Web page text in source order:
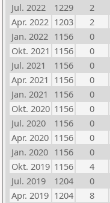
Jul. 2022
1229 2
Apr. 2022 1203 2
Jan. 2022 1156 0
Okt. 2021 1156 0
Jul. 2021
1156 0
Apr. 2021 1156 0
Jan. 2021
1156 0
Okt. 2020 1156 0
Jul. 2020
1156 0
Apr. 2020 1156 0
Jan. 2020 1156 0
Okt. 2019 1156 4
Jul. 2019
1204 0
Apr. 2019 1204 8